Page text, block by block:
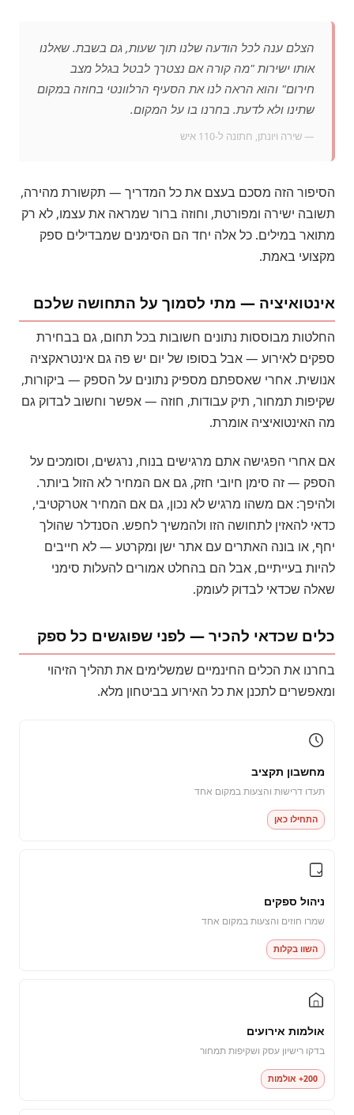
הצלם ענה לכל הודעה שלנו תוך שעות, גם בשבת. שאלנו
אותו ישירות "מה קורה אם נצטרך לבטל בגלל מצב
חירום" והוא הראה לנו את הסעיף הרלוונטי בחוזה במקום
שתינו ולא לדעת. בחרנו בו על המקום.
— שירה ויונתן, חתונה ל-110 איש
הסיפור הזה מסכם בעצם את כל המדריך — תקשורת מהירה,
תשובה ישירה ומפורטת, וחוזה ברור שמראה את עצמו, לא רק
מתואר במילים. כל אלה יחד הם הסימנים שמבדילים ספק
מקצועי באמת.
אינטואיציה — מתי לסמוך על התחושה שלכם
החלטות מבוססות נתונים חשובות בכל תחום, גם בבחירת
ספקים לאירוע — אבל בסופו של יום יש פה גם אינטראקציה
אנושית. אחרי שאספתם מספיק נתונים על הספק — ביקורות,
שקיפות תמחור, תיק עבודות, חוזה — אפשר וחשוב לבדוק גם
מה האינטואיציה אומרת.
אם אחרי הפגישה אתם מרגישים בנוח, נרגשים, וסומכים על
הספק — זה סימן חיובי חזק, גם אם המחיר לא הזול ביותר.
ולהיפך: אם משהו מרגיש לא נכון, גם אם המחיר אטרקטיבי,
כדאי להאזין לתחושה הזו ולהמשיך לחפש. הסנדלר שהולך
יחף, או בונה האתרים עם אתר ישן ומקרטע — לא חייבים
להיות בעייתיים, אבל הם בהחלט אמורים להעלות סימני
שאלה שכדאי לבדוק לעומק.
כלים שכדאי להכיר — לפני שפוגשים כל ספק
בחרנו את הכלים החינמיים שמשלימים את תהליך הזיהוי
ומאפשרים לתכנן את כל האירוע בביטחון מלא.
מחשבון תקציב
תעדו דרישות והצעות במקום אחד
התחילו כאן
ניהול ספקים
שמרו חוזים והצעות במקום אחד
השוו בקלות
אולמות אירועים
בדקו רישיון עסק ושקיפות תמחור
200+ אולמות